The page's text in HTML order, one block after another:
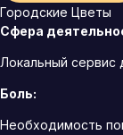
Городские Цветы
Сфера
Локальный сервис
Боль:
Необходимость